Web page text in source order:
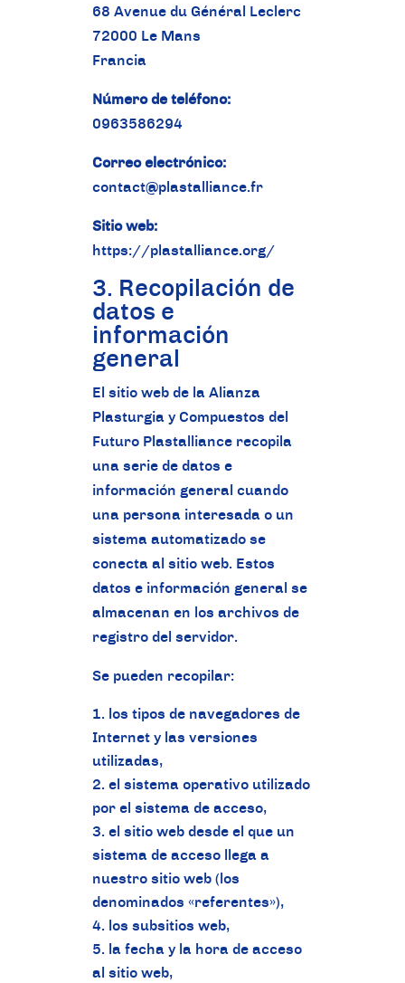
68 Avenue du Général Leclerc
72000 Le Mans
Francia
Número de teléfono:
0963586294
Correo electrónico:
contact@plastalliance.fr
Sitio web:
https://plastalliance.org/
3. Recopilación de
datos e
información
general
El sitio web de la Alianza
Plasturgia y Compuestos del
Futuro Plastalliance recopila
una serie de datos e
información general cuando
una persona interesada o un
sistema automatizado se
conecta al sitio web. Estos
datos e información general se
almacenan en los archivos de
registro del servidor.
Se pueden recopilar:
los tipos de navegadores de
Internet y las versiones
utilizadas,
el sistema operativo utilizado
por el sistema de acceso,
el sitio web desde el que un
sistema de acceso llega a
nuestro sitio web (los
denominados «referentes»),
los subsitios web,
la fecha y la hora de acceso
al sitio web,